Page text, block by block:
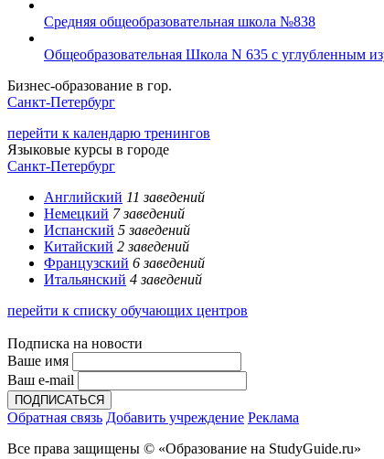
Средняя общеобразовательная школа №838
Общеобразовательная Школа N 635 с углубленным
Бизнес-образование в гор.
Санкт-Петербург
перейти к календарю тренингов
Языковые курсы в городе
Санкт-Петербург
Английский 11 заведений
Немецкий 7 заведений
Испанский 5 заведений
Китайский 2 заведений
Французский 6 заведений
Итальянский 4 заведений
перейти к списку обучающих центров
Подписка на новости
Ваше имя
Ваш e-mail
Обратная связь Добавить учреждение Реклама
Все права защищены © «Образование на StudyGuide.ru»